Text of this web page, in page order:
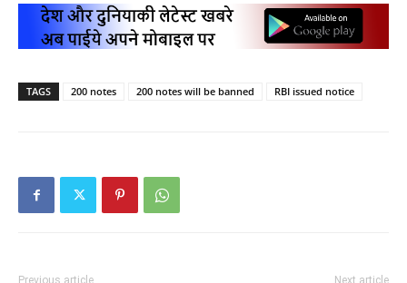
TAGS 200 notes 200 notes will be banned RBI issued notice
Previous article Next article